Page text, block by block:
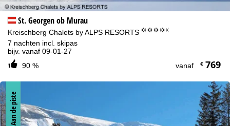
St. Georgen ob Murau
Kreischberg Chalets by ALPS RESORTS °°°°.
7 nachten incl. skipas
bijv. vanaf 09-01-27
90 %
vanaf €769
Aan de piste